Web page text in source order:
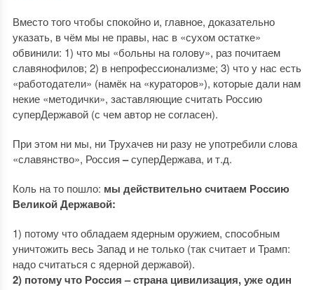
Вместо того чтобы спокойно и, главное, доказательно
указать, в чём мы не правы, нас в «сухом остатке»
обвинили: 1) что мы «больны на голову», раз почитаем
славянофилов; 2) в непрофессионализме; 3) что у нас есть
«работодатели» (намёк на «кураторов»), которые дали нам
некие «методички», заставляющие считать Россию
суперДержавой (с чем автор не согласен).
При этом ни мы, ни Трухачев ни разу не употребили слова
«славянство», Россия–суперДержава, и т.д.
Коль на то пошло: мы действительно считаем Россию
Великой Державой:
1) потому что обладаем ядерным оружием, способным
уничтожить весь Запад и не только (так считает и Трамп:
надо считаться с ядерной державой).
2) потому что Россия –страна цивилизация, уже один